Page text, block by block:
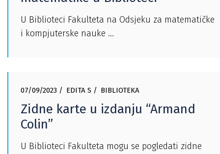
U Biblioteci Fakulteta na Odsjeku za matematičke
i kompjuterske nauke
07/09/2023 EDITA S BIBLIOTEKA
Zidne karte u izdanju “Armand
Colin”
U Biblioteci Fakulteta mogu se pogledati zidne